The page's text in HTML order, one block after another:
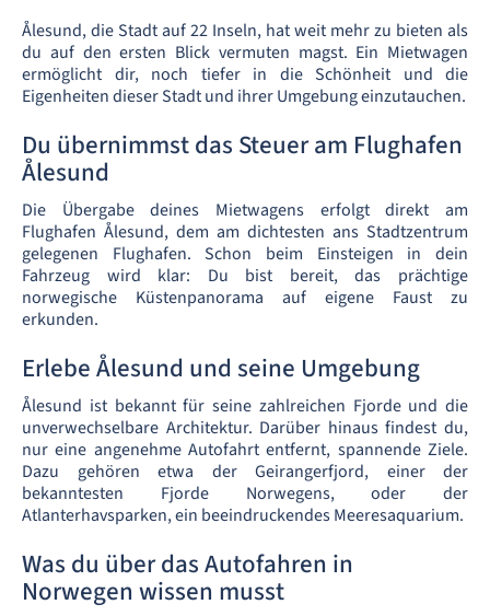
Ålesund, die Stadt auf 22 Inseln, hat weit mehr zu bieten als
du auf den ersten Blick vermuten magst. Ein Mietwagen
ermöglicht dir, noch tiefer in die Schönheit und die
Eigenheiten dieser Stadt und ihrer Umgebung einzutauchen.
Du übernimmst das Steuer am Flughafen
Ålesund
Die Übergabe deines Mietwagens erfolgt direkt am
Flughafen Ålesund, dem am dichtesten ans Stadtzentrum
gelegenen Flughafen. Schon beim Einsteigen in dein
Fahrzeug wird klar: Du bist bereit, das prächtige
norwegische Küstenpanorama auf eigene Faust zu
erkunden.
Erlebe Ålesund und seine Umgebung
Ålesund ist bekannt für seine zahlreichen Fjorde und die
unverwechselbare Architektur. Darüber hinaus findest du,
nur eine angenehme Autofahrt entfernt, spannende Ziele.
Dazu gehören etwa der Geirangerfjord, einer der
bekanntesten Fjorde Norwegens, oder der
Atlanterhavsparken, ein beeindruckendes Meeresaquarium.
Was du über das Autofahren in
Norwegen wissen musst